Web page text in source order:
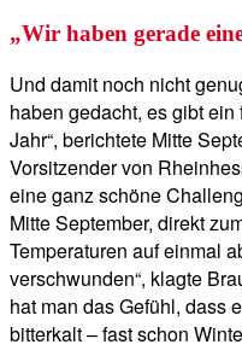
„Wir haben gerade
Und damit noch nicht
haben gedacht, es gibt
Jahr“, berichtete Mitte
Vorsitzender von
eine ganz schöne
Mitte September, direkt
Temperaturen auf einmal
verschwunden“, klagte
hat man das Gefühl, dass
bitterkalt – fast schon